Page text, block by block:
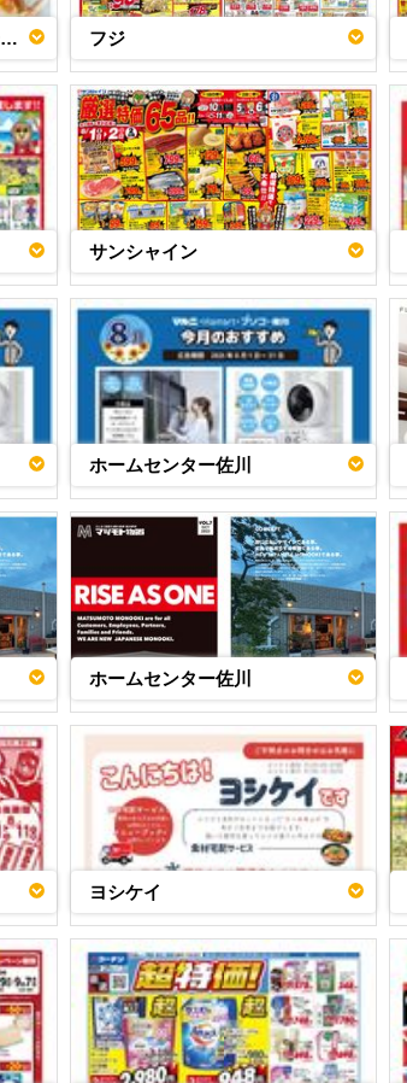
SUNNY MART（サニーマート） フジ
サンシャイン
ホームセンター佐川
ホームセンター佐川
ヨシケイ